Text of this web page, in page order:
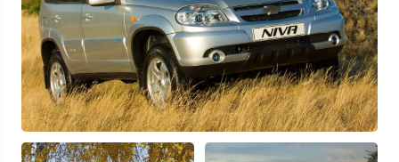
Узнать выгоду
Отправляя данную форму Вы даетесогласие на обработку
своих
персональных данных